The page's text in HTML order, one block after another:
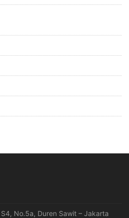
No.5a, Duren Sawit – Jakarta